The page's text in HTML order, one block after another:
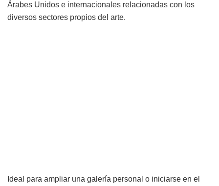
Árabes Unidos e internacionales relacionadas con los
diversos sectores propios del arte.
Ideal para ampliar una galería personal o iniciarse en el